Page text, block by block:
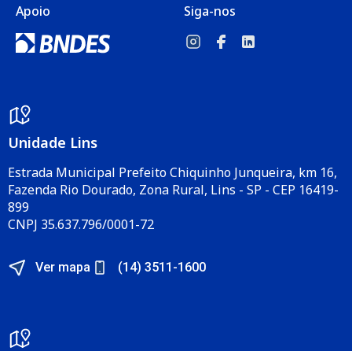
Apoio Siga-nos
Unidade Lins
Estrada Municipal Prefeito Chiquinho Junqueira, km 16,
Fazenda Rio Dourado, Zona Rural, Lins - SP - CEP 16419-
899
CNPJ 35.637.796/0001-72
Ver mapa (14) 3511-1600